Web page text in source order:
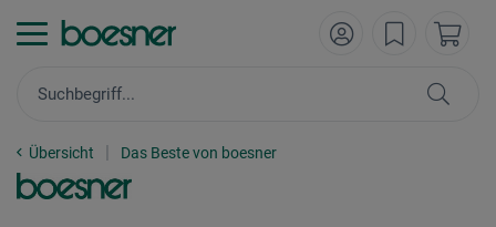
Übersicht Das Beste von boesner